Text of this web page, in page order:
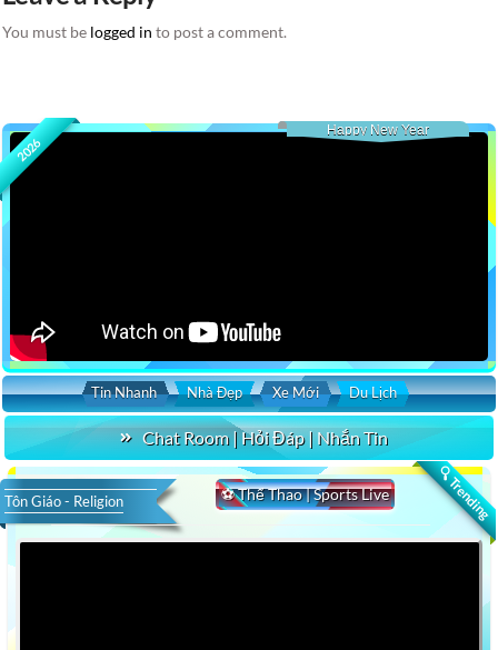
You must be logged in to post a comment.
2026
Happy New Year
Tin Nhanh Nhà Đẹp Xe Mới Du Lịch
Chat Room | Hỏi Đáp | Nhắn Tin
🔍 Trending
⚽ Thể Thao | Sports Live
Tôn Giáo - Religion